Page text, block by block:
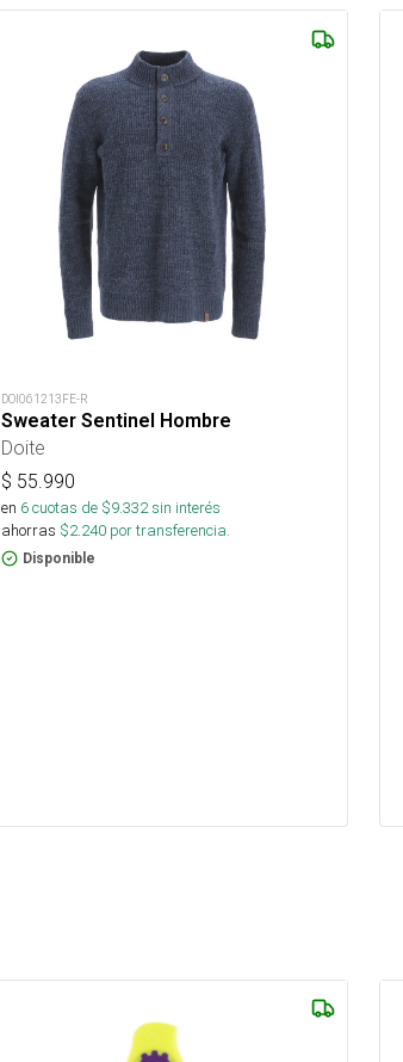
DOI061213FE-R
Sweater Sentinel Hombre
Doite
$ 55.990
en 6cuotas de $9.332sin interés
ahorras $2.240 por transferencia.
Disponible